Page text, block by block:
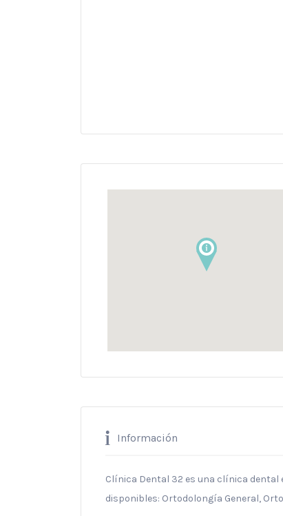
Información
Clínica Dental 32 es una clínica dental
disponibles: Ortodolongía General,